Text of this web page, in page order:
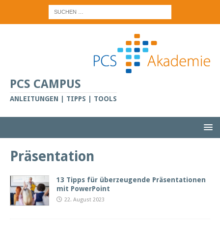
PCS CAMPUS
ANLEITUNGEN | TIPPS | TOOLS
Präsentation
13 Tipps für überzeugende Präsentationen
mit PowerPoint
22. August 2023